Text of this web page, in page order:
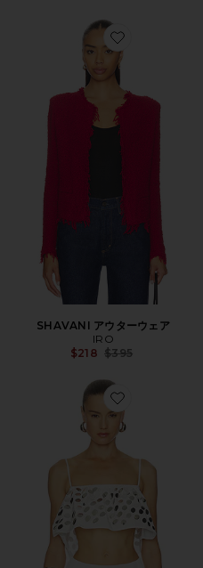
Favorite
SHAVANI アウターウェア
IRO
$218 Previous price:
$395
Favorite DOTTIE